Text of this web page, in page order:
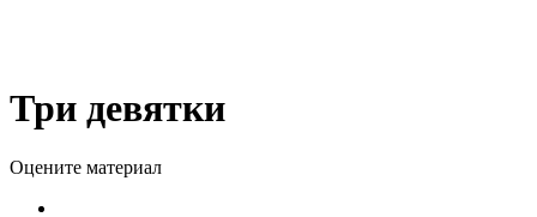
Три девятки
Оцените материал